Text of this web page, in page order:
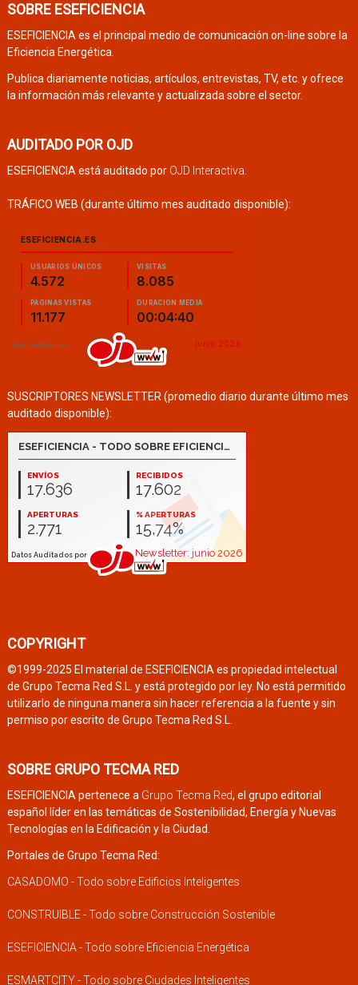
SOBRE ESEFICIENCIA
ESEFICIENCIA es el principal medio de comunicación on-line sobre la
Eficiencia Energética.
Publica diariamente noticias, artículos, entrevistas, TV, etc. y ofrece
la información más relevante y actualizada sobre el sector.
AUDITADO POR OJD
ESEFICIENCIA está auditado por OJD Interactiva.
TRÁFICO WEB (durante último mes auditado disponible):
SUSCRIPTORES NEWSLETTER (promedio diario durante último mes
auditado disponible):
COPYRIGHT
©1999-2025 El material de ESEFICIENCIA es propiedad intelectual
de Grupo Tecma Red S.L. y está protegido por ley. No está permitido
utilizarlo de ninguna manera sin hacer referencia a la fuente y sin
permiso por escrito de Grupo Tecma Red S.L.
SOBRE GRUPO TECMA RED
ESEFICIENCIA pertenece a Grupo Tecma Red, el grupo editorial
español líder en las temáticas de Sostenibilidad, Energía y Nuevas
Tecnologías en la Edificación y la Ciudad.
Portales de Grupo Tecma Red:
CASADOMO - Todo sobre Edificios Inteligentes
CONSTRUIBLE - Todo sobre Construcción Sostenible
ESEFICIENCIA - Todo sobre Eficiencia Energética
ESMARTCITY - Todo sobre Ciudades Inteligentes